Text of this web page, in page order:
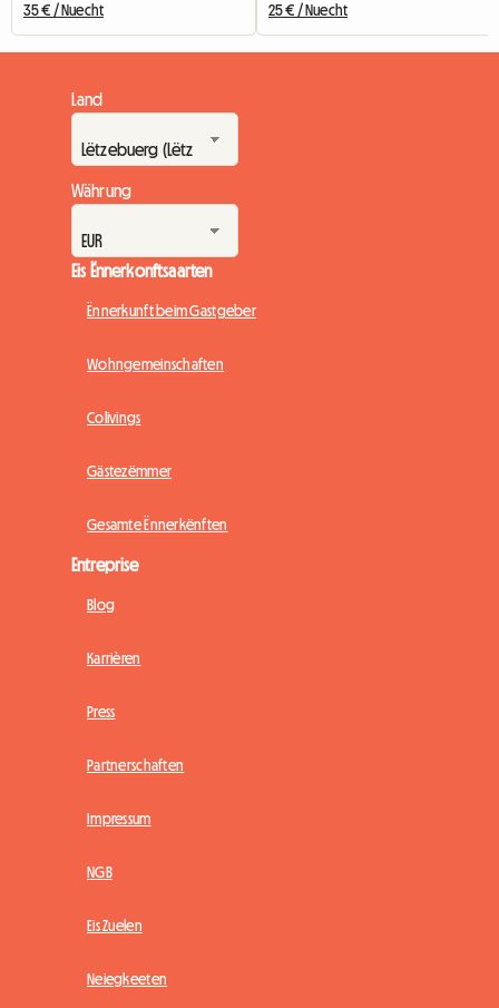
35 € / Nuecht 25 € / Nuecht
Land
Währung
Eis Ënnerkonftsaarten
Ënnerkunft beim Gastgeber
Wohngemeinschaften
Colivings
Gästezëmmer
Gesamte Ënnerkënften
Entreprise
Blog
Karrièren
Press
Partnerschaften
Impressum
NGB
Eis Zuelen
Neiegkeeten